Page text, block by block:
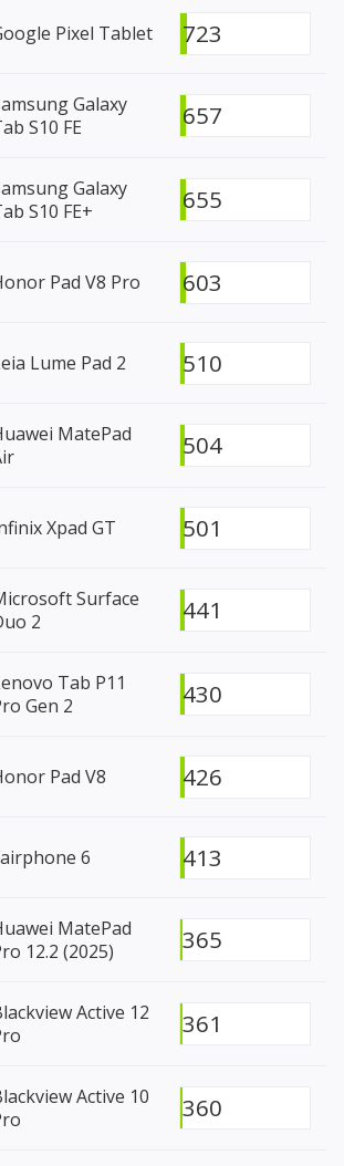
Pixel Tablet 723
Galaxy
S10 FE
657
Galaxy
S10 FE+
655
Pad V8 Pro 603
Lume Pad 2 510
MatePad
504
Xpad GT 501
Surface
2
441
Tab P11
Gen 2
430
Pad V8 426
6 413
MatePad
12.2 (2025)
365
Active 12
361
Active 10
360